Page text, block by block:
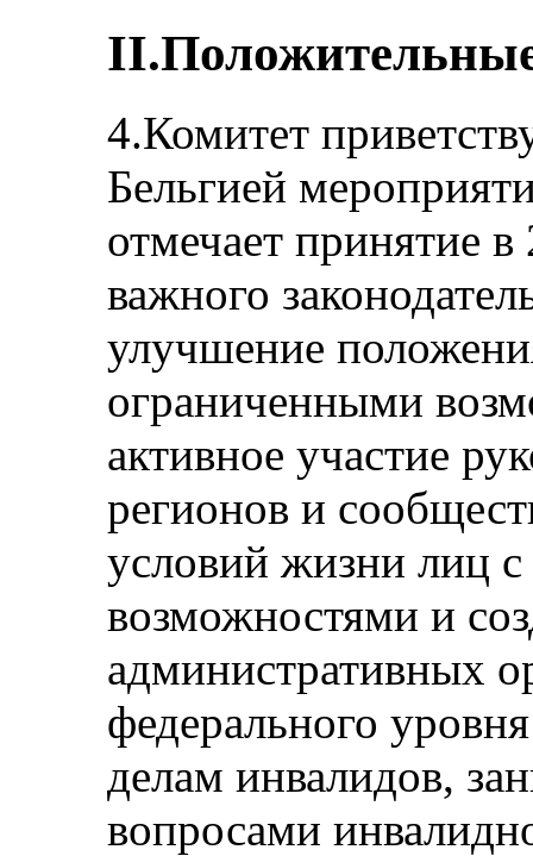
4.Комитет
Бельгией
отмечает принятие
важного
улучшение
ограниченными
активное участие
регионов и
условий жизни лиц
возможностями и
административных
федерального
делам инвалидов,
вопросами